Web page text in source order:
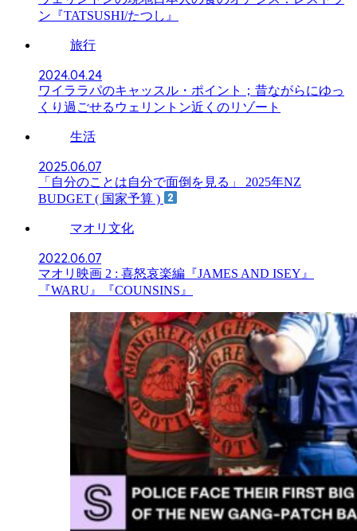
ン『TATSUSHI/たつし』
旅行
2024.04.24
ワイララパのキャッスル・ポイント；昔ながらにゆっ
くり過ごせるウェリントン近くのリゾート
生活
2025.06.07
「自分のことは自分で面倒を見る」 2025年NZ
BUDGET ( 国家予算 )
マオリ文化
2022.06.07
マオリ映画 2 : 喜怒哀楽編『JAMES AND ISEY』
『WARU』『COUNSINS』